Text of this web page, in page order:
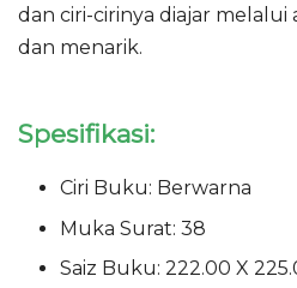
dan ciri-cirinya diajar melalui
dan menarik.
Spesifikasi:
Ciri Buku: Berwarna
Muka Surat: 38
Saiz Buku: 222.00 X